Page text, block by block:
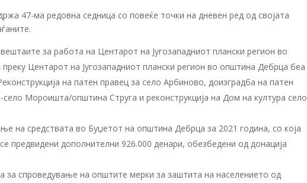
47-ма редовна седница со повеќе точки на дневен ред од својата
за работа на Центарот на Југозападниот плански регион во
Центарот на Југозападниот плански регион во општина Дебрца беа
на патен правец за село Арбиново, доизградба на патен
Мороишта/општина Струга и реконструкција на Дом на култура село
на средствата во Буџетот на општина Дебрца за 2021 година, со која
предвидени дополнителни 926.000 денари, обезбедени од донација
за спроведување на општите мерки за заштита на населението од